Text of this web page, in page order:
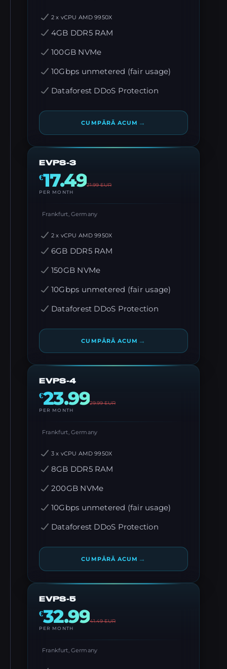
2 x vCPU AMD 9950X
4GB DDR5 RAM
100GB NVMe
10Gbps unmetered (fair usage)
Dataforest DDoS Protection
CUMPĂRĂ ACUM →
EVPS-3
€17.4921.99EUR
PER MONTH
Frankfurt, Germany
2 x vCPU AMD 9950X
6GB DDR5 RAM
150GB NVMe
10Gbps unmetered (fair usage)
Dataforest DDoS Protection
CUMPĂRĂ ACUM →
EVPS-4
€23.9929.99EUR
PER MONTH
Frankfurt, Germany
3 x vCPU AMD 9950X
8GB DDR5 RAM
200GB NVMe
10Gbps unmetered (fair usage)
Dataforest DDoS Protection
CUMPĂRĂ ACUM →
EVPS-5
€32.9941.49EUR
PER MONTH
Frankfurt, Germany